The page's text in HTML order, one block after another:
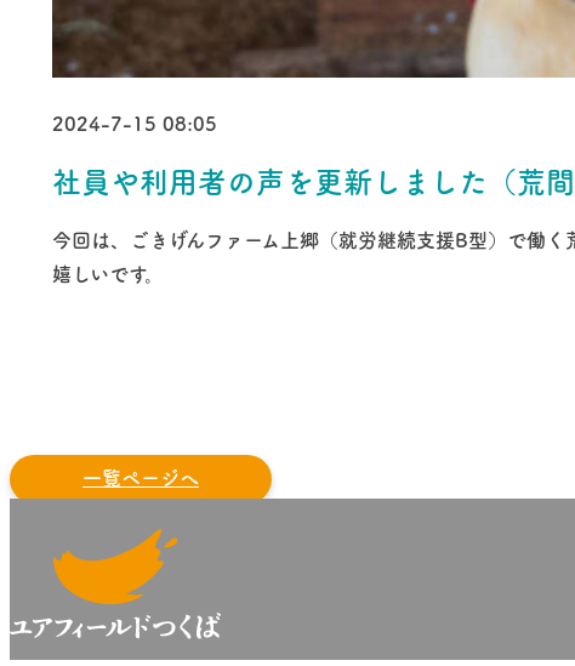
2024-7-15 08:05
社員や利用者の声を更新しました（荒
今回は、ごきげんファーム上郷（就労継続支援B型）で働
嬉しいです。
一覧ページへ